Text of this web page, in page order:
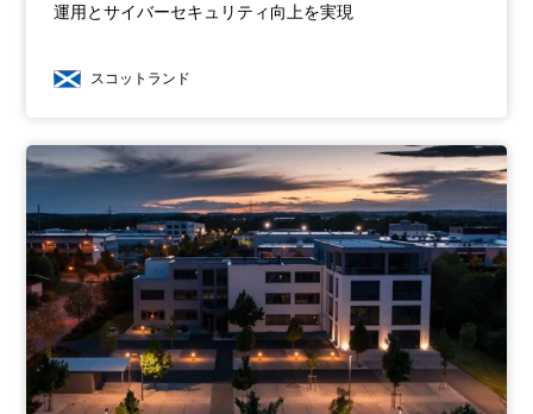
運用とサイバーセキュリティ向上を実現
スコットランド